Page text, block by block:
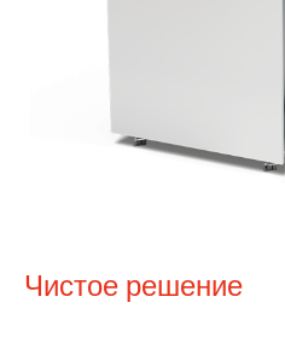
Чистое решение